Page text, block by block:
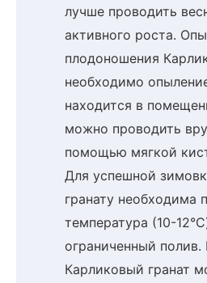
лучше проводить
активного роста.
плодоношения
необходимо
находится в
можно проводить
помощью мягкой
Для успешной
гранату необходима
температура (10-
ограниченный полив.
Карликовый гранат